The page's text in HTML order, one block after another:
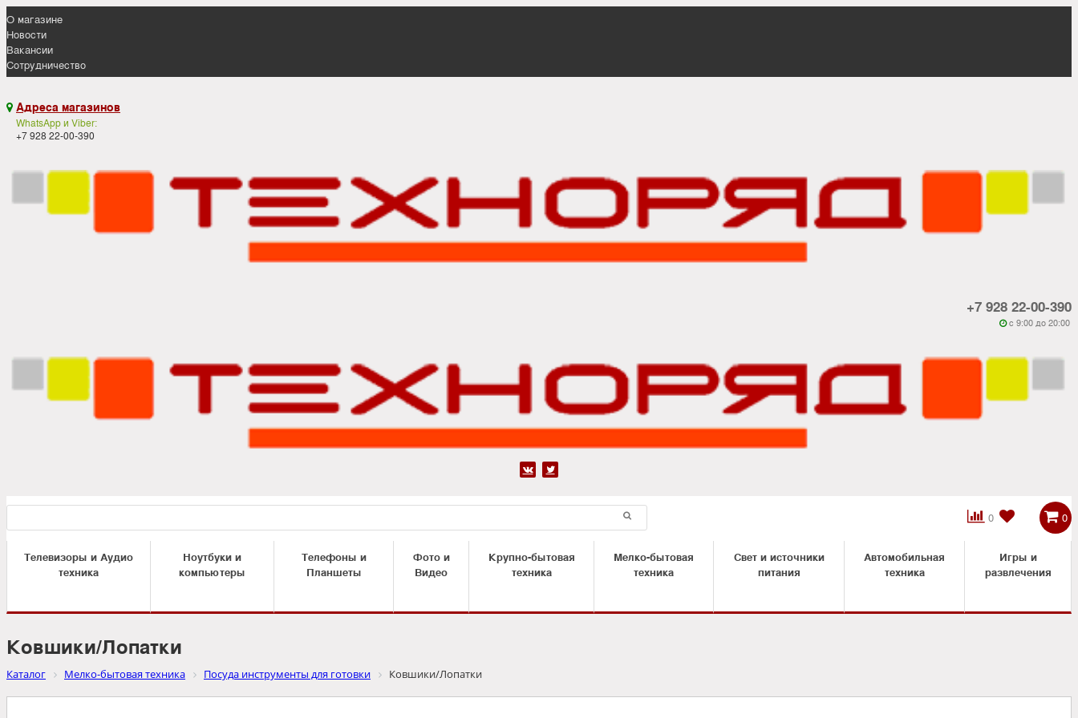
О магазине
Новости
Вакансии
Сотрудничество
 Адреса магазинов
WhatsApp и Viber:
+7 928 22-00-390
+7 928 22-00-390
 c 9:00 до 20:00
 
0

 0
Телевизоры и Аудио
техника
Ноутбуки и
компьютеры
Телефоны и
Планшеты
Фото и
Видео
Крупно-бытовая
техника
Мелко-бытовая
техника
Свет и источники
питания
Автомобильная
техника
Игры и
развлечения
Ковшики/Лопатки
Каталог Мелко-бытовая техника Посуда инструменты для готовки Ковшики/Лопатки